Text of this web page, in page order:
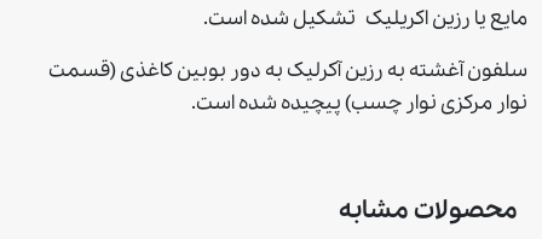
مایع یا رزین اکریلیک تشکیل شده است.
سلفون آغشته به رزین آکرلیک به دور بوبین کاغذی (قسمت
نوار مرکزی نوار چسب) پیچیده شده است.
محصولات مشابه